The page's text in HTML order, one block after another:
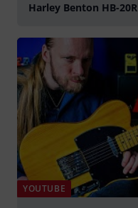
Harley Benton HB-20R
YOUTUBE